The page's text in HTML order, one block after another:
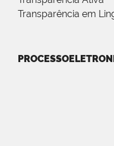
Transparência em